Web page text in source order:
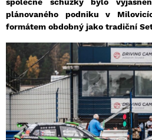
plánovaného podniku v
formátem obdobný jako tradiční